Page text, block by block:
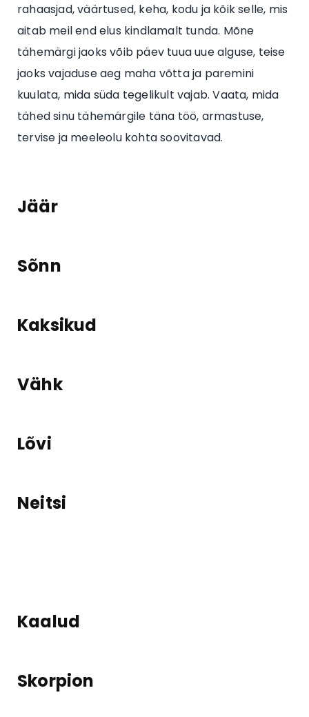
rahaasjad, väärtused, keha, kodu ja kõik selle, mis
aitab meil end elus kindlamalt tunda. Mõne
tähemärgi jaoks võib päev tuua uue alguse, teise
jaoks vajaduse aeg maha võtta ja paremini
kuulata, mida süda tegelikult vajab. Vaata, mida
tähed sinu tähemärgile täna töö, armastuse,
tervise ja meeleolu kohta soovitavad.
Jäär
Sõnn
Kaksikud
Vähk
Lõvi
Neitsi
Kaalud
Skorpion